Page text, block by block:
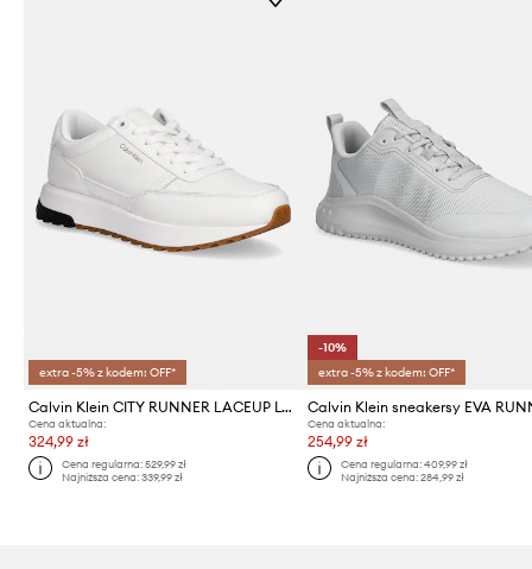
extra -5% z kodem: OFF*
Calvin Klein CITY RUNNER LACEUP LTH sneakersy męskie
Cena aktualna:
324,99 zł
Cena regularna:529,99 zł
Najniższa cena:339,99 zł
-10%
extra -5% z kodem: OFF*
Cena aktualna:
254,99 zł
Cena regularna: 409,99 zł
Najniższa cena: 284,99 zł